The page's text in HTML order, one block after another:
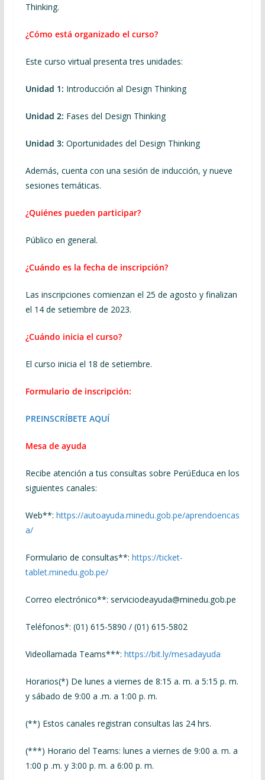
Thinking.
¿Cómo está organizado el curso?
Este curso virtual presenta tres unidades:
Unidad 1: Introducción al Design Thinking
Unidad 2: Fases del Design Thinking
Unidad 3: Oportunidades del Design Thinking
Además, cuenta con una sesión de inducción, y nueve
sesiones temáticas.
¿Quiénes pueden participar?
Público en general.
¿Cuándo es la fecha de inscripción?
Las inscripciones comienzan el 25 de agosto y finalizan
el 14 de setiembre de 2023.
¿Cuándo inicia el curso?
El curso inicia el 18 de setiembre.
Formulario de inscripción:
PREINSCRÍBETE AQUÍ
Mesa de ayuda
Recibe atención a tus consultas sobre PerúEduca en los
siguientes canales:
Web**: https://autoayuda.minedu.gob.pe/aprendoencas
a/
Formulario de consultas**: https://ticket-
tablet.minedu.gob.pe/
Correo electrónico**: serviciodeayuda@minedu.gob.pe
Teléfonos*: (01) 615-5890 / (01) 615-5802
Videollamada Teams***: https://bit.ly/mesadayuda
Horarios(*) De lunes a viernes de 8:15 a. m. a 5:15 p. m.
y sábado de 9:00 a .m. a 1:00 p. m.
(**) Estos canales registran consultas las 24 hrs.
(***) Horario del Teams: lunes a viernes de 9:00 a. m. a
1:00 p .m. y 3:00 p. m. a 6:00 p. m.